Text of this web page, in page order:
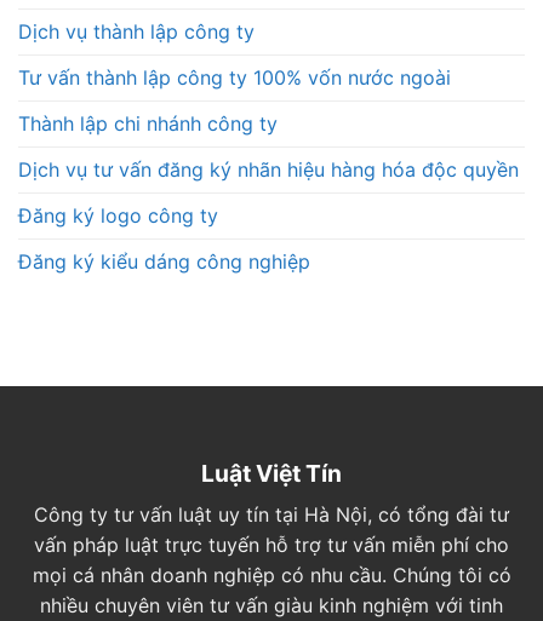
Dịch vụ thành lập công ty
Tư vấn thành lập công ty 100% vốn nước ngoài
Thành lập chi nhánh công ty
Dịch vụ tư vấn đăng ký nhãn hiệu hàng hóa độc quyền
Đăng ký logo công ty
Đăng ký kiểu dáng công nghiệp
Luật Việt Tín
Công ty tư vấn luật uy tín tại Hà Nội, có tổng đài tư
vấn pháp luật trực tuyến hỗ trợ tư vấn miễn phí cho
mọi cá nhân doanh nghiệp có nhu cầu. Chúng tôi có
nhiều chuyên viên tư vấn giàu kinh nghiệm với tinh